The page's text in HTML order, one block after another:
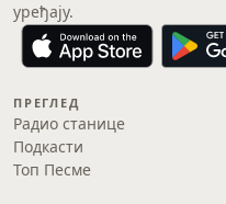
уређају.
ПРЕГЛЕД
Радио станице
Подкасти
Топ Песме